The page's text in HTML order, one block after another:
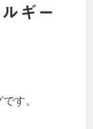
ギー
す。